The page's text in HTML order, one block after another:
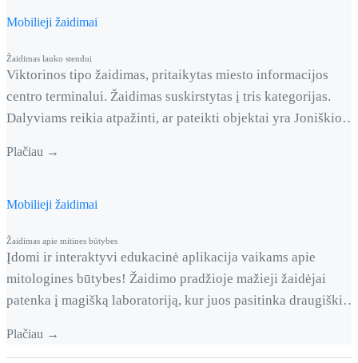
Visi žaidėjai galėjo matyti geriausią &hellip; <a
Mobilieji žaidimai
Žaidimas lauko stendui
Viktorinos tipo žaidimas, pritaikytas miesto informacijos
centro terminalui. Žaidimas suskirstytas į tris kategorijas.
Dalyviams reikia atpažinti, ar pateikti objektai yra Joniškio
gerai pažinti Joniškio kraštą. Nors ir panaudotas šablonas,
lauko stende.
Plačiau →
Mobilieji žaidimai
Žaidimas apie mitines būtybes
Įdomi ir interaktyvi edukacinė aplikacija vaikams apie
mitologines būtybes! Žaidimo pradžioje mažieji žaidėjai
patenka į magišką laboratoriją, kur juos pasitinka draugiški
pradėti nuotykį. Aplikacija siūlo tris skirtingas veiklas:
Plačiau →